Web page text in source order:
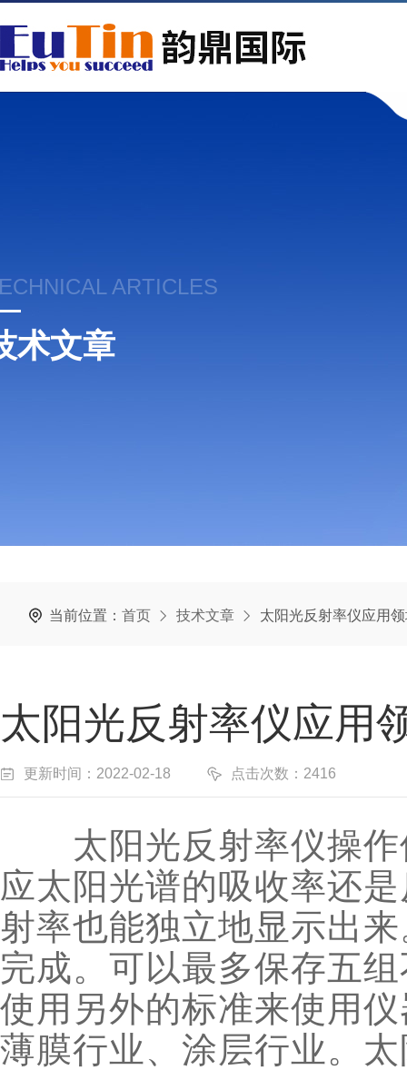
ARTICLES
术文章
当前位置： 首页 技术文章 太阳光反射率仪应用
太阳光反射率仪应用
更新时间：2022-02-18 点击次数：2416
太阳光反射率仪操
应太阳光谱的吸收率还
射率也能独立地显示出
完成。可以最多保存五
使用另外的标准来使用
薄膜行业、涂层行业。